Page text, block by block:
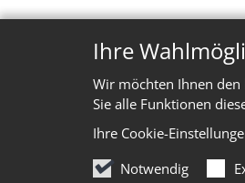
Ihre
Wir möchten Ihnen den
Sie alle Funktionen
Ihre Cookie-
Notwendig